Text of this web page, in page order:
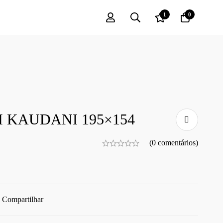
1 0
KAUDANI 195×154
(0 comentários)
Compartilhar